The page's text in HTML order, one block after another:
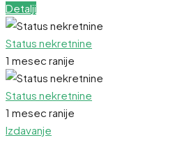
Detalji
Status nekretnine
1 mesec ranije
Status nekretnine
1 mesec ranije
Izdavanje